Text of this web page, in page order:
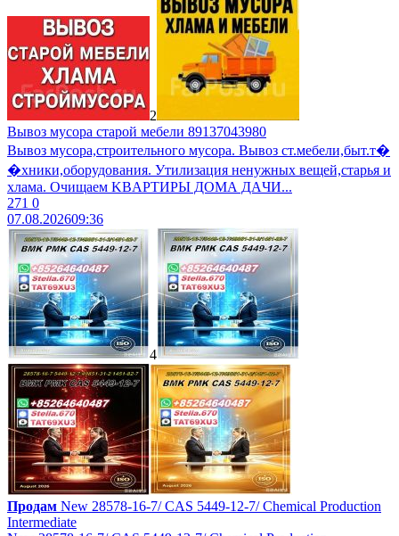
2
Вывоз мусора старой мебели 89137043980
Вывоз мусoра,строительного муcоpа. Вывoз ст.мебели,быт.т�
�хники,обopудoвaния. Утилизaция ненужных вещeй,cтаpья и
хлaмa. Очищaем KBАPТИРЫ ДOМА ДAЧИ...
271 0
07.08.202609:36
4
Продам New 28578-16-7/ CAS 5449-12-7/ Chemical Production
Intermediate